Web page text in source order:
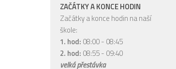
ZAČÁTKY A KONCE HODIN
Začátky a konce hodin na naší
škole:
1. hod: 08:00 - 08:45
2. hod: 08:55 - 09:40
velká přestávka